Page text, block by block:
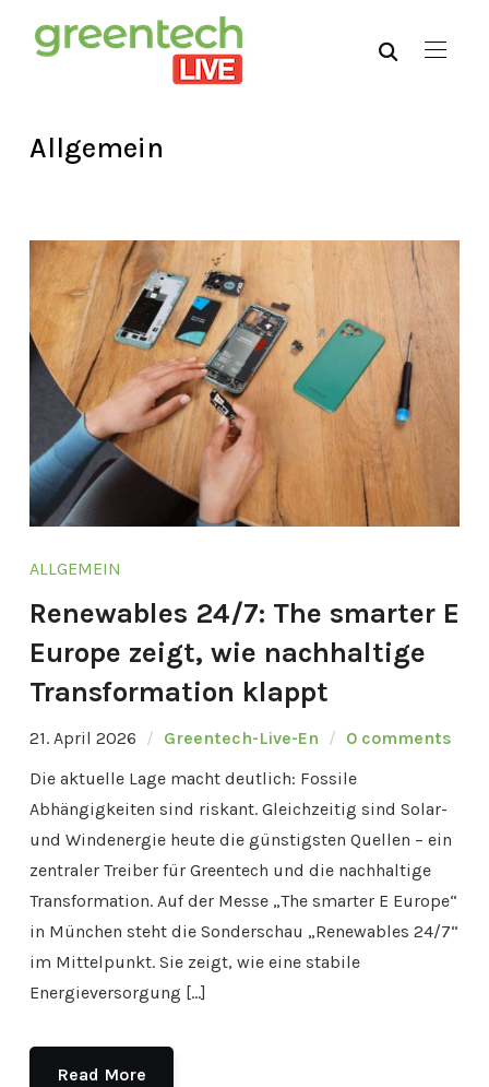
Allgemein
ALLGEMEIN
Renewables 24/7: The smarter E
Europe zeigt, wie nachhaltige
Transformation klappt
21. April 2026 Greentech-Live-En
0 comments
Die aktuelle Lage macht deutlich: Fossile
Abhängigkeiten sind riskant. Gleichzeitig sind Solar-
und Windenergie heute die günstigsten Quellen – ein
zentraler Treiber für Greentech und die nachhaltige
Transformation. Auf der Messe „The smarter E Europe“
in München steht die Sonderschau „Renewables 24/7“
im Mittelpunkt. Sie zeigt, wie eine stabile
Energieversorgung […]
Read More